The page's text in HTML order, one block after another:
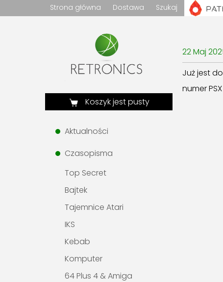
Strona główna Dostawa Szukaj
Koszyk jest pusty
Aktualności
Czasopisma
Top Secret
Bajtek
Tajemnice Atari
IKS
Kebab
Komputer
64 Plus 4 & Amiga
22 Maj
Już jest
numer